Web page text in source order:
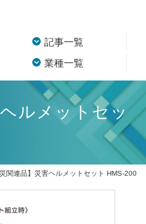
記事一覧
業種一覧
ルメットセッ
関連品】災害ヘルメットセット HMS-200